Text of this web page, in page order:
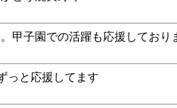
甲子園での活躍も応援しており
っと応援してます